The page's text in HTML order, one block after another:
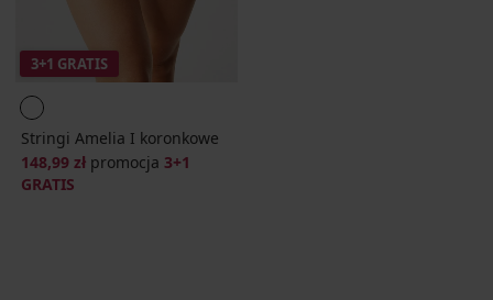
3+1 GRATIS
Stringi Amelia I koronkowe
148,99 zł promocja 3+1
GRATIS